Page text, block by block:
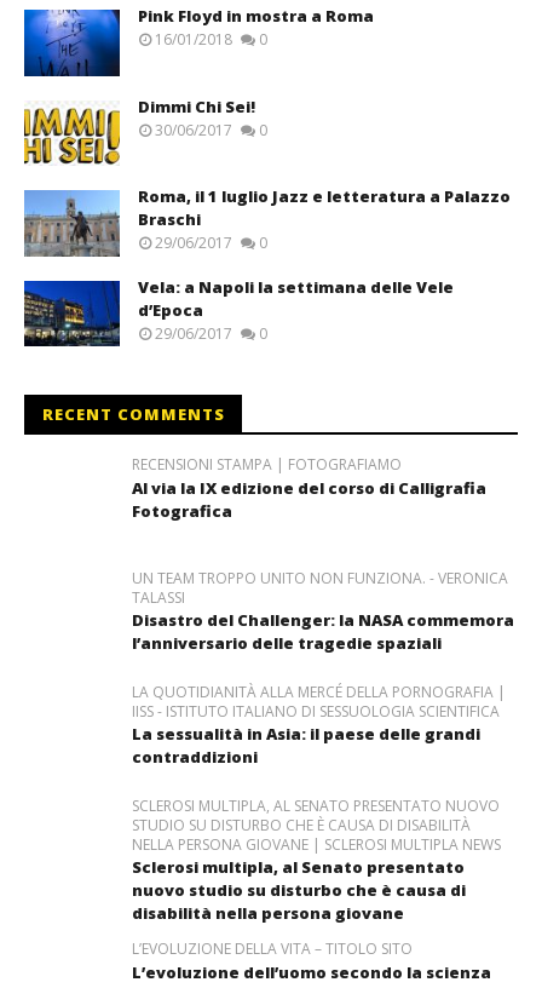
Pink Floyd in mostra a Roma
16/01/2018 0
Dimmi Chi Sei!
30/06/2017 0
Roma, il 1 luglio Jazz e letteratura a Palazzo
Braschi
29/06/2017 0
Vela: a Napoli la settimana delle Vele
d’Epoca
29/06/2017 0
RECENT COMMENTS
RECENSIONI STAMPA | FOTOGRAFIAMO
Al via la IX edizione del corso di Calligrafia
Fotografica
UN TEAM TROPPO UNITO NON FUNZIONA. - VERONICA
TALASSI
Disastro del Challenger: la NASA commemora
l’anniversario delle tragedie spaziali
LA QUOTIDIANITÀ ALLA MERCÉ DELLA PORNOGRAFIA |
IISS - ISTITUTO ITALIANO DI SESSUOLOGIA SCIENTIFICA
La sessualità in Asia: il paese delle grandi
contraddizioni
SCLEROSI MULTIPLA, AL SENATO PRESENTATO NUOVO
STUDIO SU DISTURBO CHE È CAUSA DI DISABILITÀ
NELLA PERSONA GIOVANE | SCLEROSI MULTIPLA NEWS
Sclerosi multipla, al Senato presentato
nuovo studio su disturbo che è causa di
disabilità nella persona giovane
L’EVOLUZIONE DELLA VITA – TITOLO SITO
L’evoluzione dell’uomo secondo la scienza